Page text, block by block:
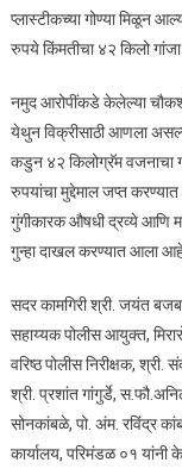
प्लास्टीकच्या गोण्या मिळून
रुपये किंमतीचा ४२ किलो
नमुद आरोपींकडे केलेल्या
येथुन विक्रीसाठी आणला
कडुन ४२ किलोग्रॅम वजनाचा
रुपयांचा मुद्देमाल जप्त
गुंगीकारक औषधी द्रव्ये आणि
गुन्हा दाखल करण्यात आला
सदर कामगिरी श्री. जयंत
सहाय्यक पोलीस आयुक्त,
वरिष्ठ पोलीस निरीक्षक, श्री.
श्री. प्रशांत गांगुर्डे,
सोनकांबळे, पो. अंम. रविंद्र
कार्यालय, परिमंडळ ०१ यांनी